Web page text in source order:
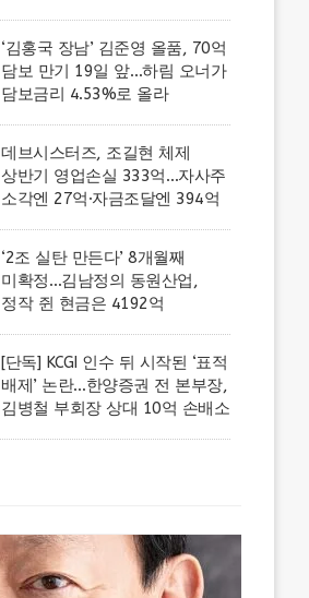
‘김홍국 장남’ 김준영 올품, 70억
담보 만기 19일 앞…하림 오너가
담보금리 4.53%로 올라
데브시스터즈, 조길현 체제
상반기 영업손실 333억…자사주
소각엔 27억·자금조달엔 394억
‘2조 실탄 만든다’ 8개월째
미확정…김남정의 동원산업,
정작 쥔 현금은 4192억
[단독] KCGI 인수 뒤 시작된 ‘표적
배제’ 논란…한양증권 전 본부장,
김병철 부회장 상대 10억 손배소